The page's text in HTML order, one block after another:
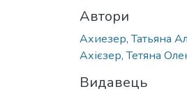
Автори
Ахиезер, Татьяна
Ахієзер, Тетяна
Видавець